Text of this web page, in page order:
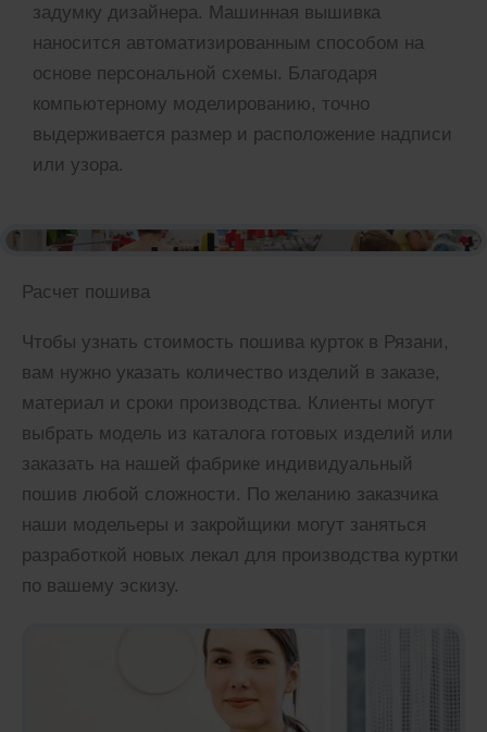
задумку дизайнера. Машинная вышивка
наносится автоматизированным способом на
основе персональной схемы. Благодаря
компьютерному моделированию, точно
выдерживается размер и расположение надписи
или узора.
Расчет пошива
Чтобы узнать стоимость пошива курток в Рязани,
вам нужно указать количество изделий в заказе,
материал и сроки производства. Клиенты могут
выбрать модель из каталога готовых изделий или
заказать на нашей фабрике индивидуальный
пошив любой сложности. По желанию заказчика
наши модельеры и закройщики могут заняться
разработкой новых лекал для производства куртки
по вашему эскизу.